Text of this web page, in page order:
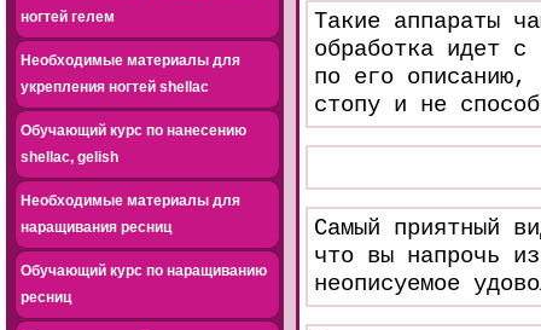
ногтей гелем
Необходимые материалы для
укрепления ногтей shellac
Обучающий курс по нанесению
shellac, gelish
Необходимые материалы для
наращивания ресниц
Обучающий курс по наращиванию
ресниц
Такие аппараты
обработка идет
по его описанию,
стопу и не
Самый приятный
что вы напрочь
неописуемое